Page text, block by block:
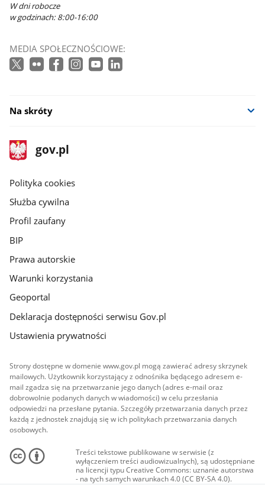
W dni robocze
w godzinach: 8:00-16:00
MEDIA SPOŁECZNOŚCIOWE:
Na skróty
stopka
gov.pl
Strona
gov.pl
gov.pl
Polityka cookies
Służba cywilna
Profil zaufany
BIP
Prawa autorskie
Warunki korzystania
Geoportal
Deklaracja dostępności serwisu Gov.pl
Ustawienia prywatności
Strony dostępne w domenie www.gov.pl mogą zawierać adresy skrzynek
mailowych. Użytkownik korzystający z odnośnika będącego adresem e-
mail zgadza się na przetwarzanie jego danych (adres e-mail oraz
dobrowolnie podanych danych w wiadomości) w celu przesłania
odpowiedzi na przesłane pytania. Szczegóły przetwarzania danych przez
każdą z jednostek znajdują się w ich politykach przetwarzania danych
osobowych.
Treści tekstowe publikowane w serwisie (z
wyłączeniem treści audiowizualnych), są udostępniane
na licencji typu Creative Commons: uznanie autorstwa
- na tych samych warunkach 4.0 (CC BY-SA 4.0).